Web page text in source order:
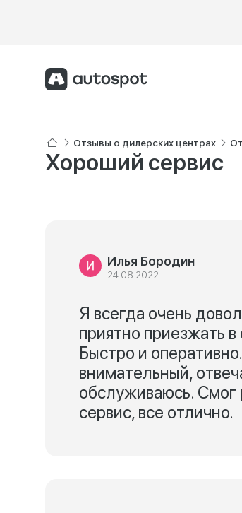
Отзывы о дилерских центрах
Хороший сервис
Илья Бородин
24.08.2022
Я всегда очень
приятно приезжать
Быстро и
внимательный,
обслуживаюсь.
сервис, все отлично.